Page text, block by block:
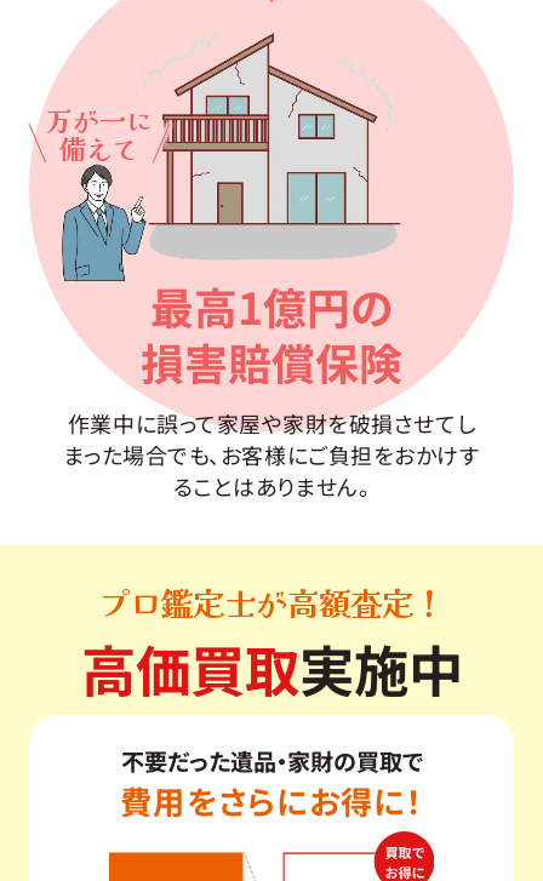
最高1億円の
損害賠償保険
作業中に誤って家屋や家財を破損させてし
まった場合でも、お客様にご負担をおかけす
ることはありません。
万が一に
備えて
プロ鑑定士が高額査定！
高価買取実施中
不要だった遺品・家財の買取で
費用をさらにお得に！